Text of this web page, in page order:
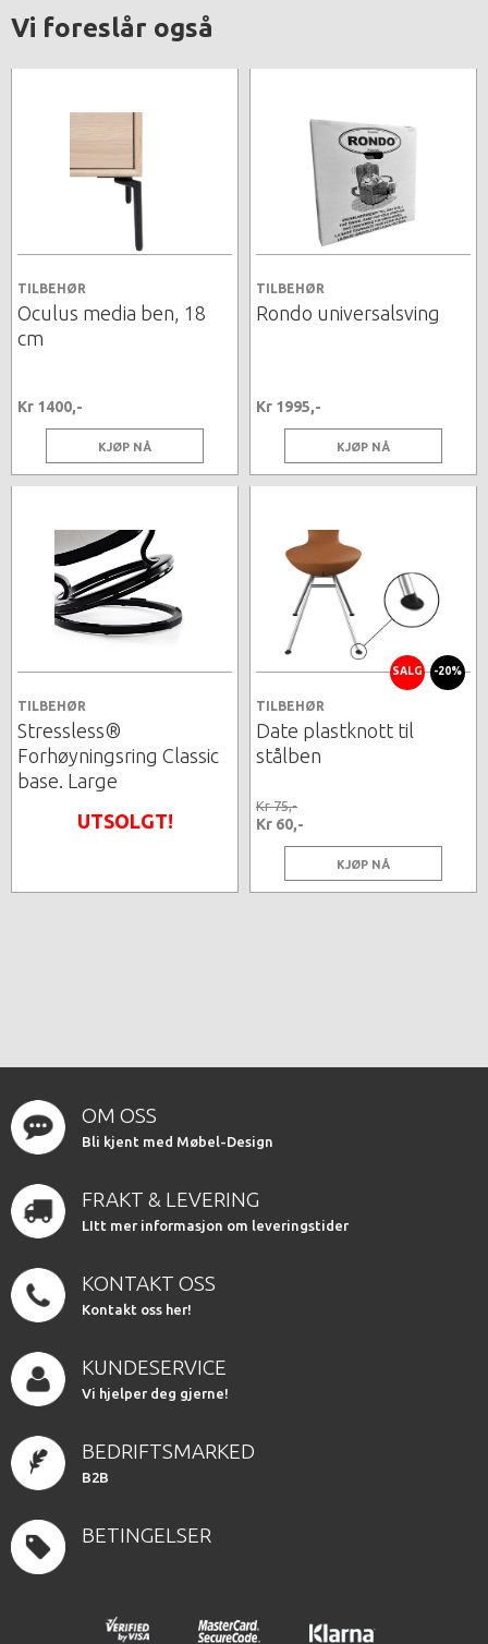
Vi foreslår også
TILBEHØR
Oculus media ben, 18
cm
Kr 1400,-
KJØP NÅ
TILBEHØR
Rondo universalsving
Kr 1995,-
KJØP NÅ
TILBEHØR
Stressless®
Forhøyningsring Classic
base. Large
UTSOLGT!
SALG -20%
TILBEHØR
Date plastknott til
stålben
Kr 75,-
Kr 60,-
KJØP NÅ
OM OSS
Bli kjent med Møbel-Design
FRAKT & LEVERING
LItt mer informasjon om leveringstider
KONTAKT OSS
Kontakt oss her!
KUNDESERVICE
Vi hjelper deg gjerne!
BEDRIFTSMARKED
B2B
BETINGELSER